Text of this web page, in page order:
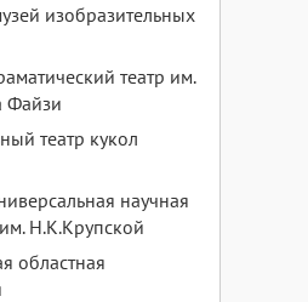
изобразительных
театр им.
Файзи
театр кукол
научная
Н.К.Крупской
областная